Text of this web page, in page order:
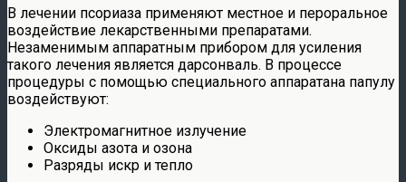
В лечении псориаза применяют местное и пероральное
воздействие лекарственными препаратами.
Незаменимым аппаратным прибором для усиления
такого лечения является дарсонваль. В процессе
процедуры с помощью специального аппаратана папулу
воздействуют:
Электромагнитное излучение
Оксиды азота и озона
Разряды искр и тепло